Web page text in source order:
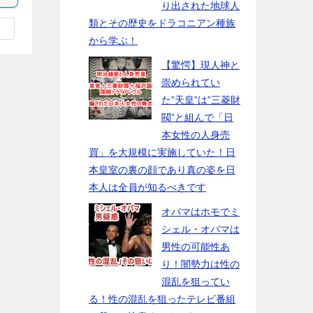
り出された地球人
類とその歴史をドラコニアン種族
から学ぶ！
【驚愕】現人神と
崇められてい
た”天皇”は”三菱財
閥”と組んで「日
本女性の人身売
買」を大規模に実施していた！日
本皇室の裏の顔であり真の姿を日
本人は全員が知るべきです
オバマはホモでミ
シェル・オバマは
男性の可能性あ
り！闇勢力は性の
混乱を狙ってい
る！性の混乱を狙ったテレビ番組